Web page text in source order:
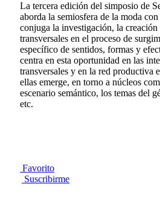
La tercera edición del simposio de
aborda la semiosfera de la moda
conjuga la investigación, la
transversales en el proceso de
específico de sentidos, formas y
centra en esta oportunidad en las
transversales y en la red productiva
ellas emerge, en torno a núcleos
escenario semántico, los temas del
etc.
Favorito
Suscribirme